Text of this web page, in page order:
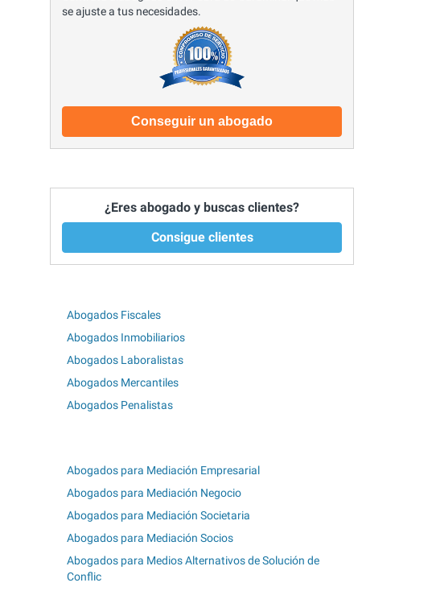
se ajuste a tus necesidades.
Conseguir un abogado
¿Eres abogado y buscas clientes?
Consigue clientes
Abogados Fiscales
Abogados Inmobiliarios
Abogados Laboralistas
Abogados Mercantiles
Abogados Penalistas
Abogados para Mediación Empresarial
Abogados para Mediación Negocio
Abogados para Mediación Societaria
Abogados para Mediación Socios
Abogados para Medios Alternativos de Solución de
Conflic